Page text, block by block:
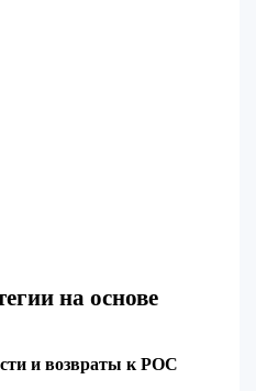
на основе
и возвраты к POC